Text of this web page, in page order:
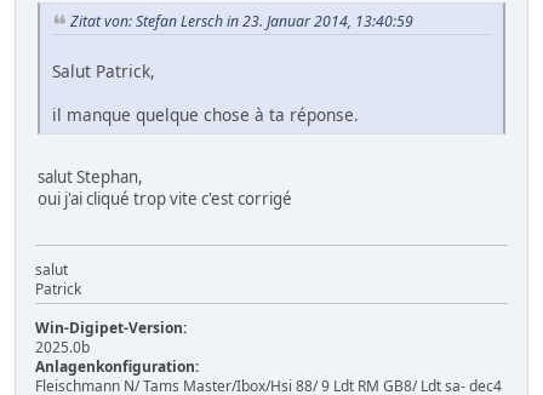
Zitat von: Stefan Lersch in 23. Januar 2014, 13:40:59
Salut Patrick,
il manque quelque chose à ta réponse.
salut Stephan,
oui j'ai cliqué trop vite c'est corrigé
salut
Patrick
Win-Digipet-Version:
2025.0b
Anlagenkonfiguration:
Fleischmann N/ Tams Master/Ibox/Hsi 88/ 9 Ldt RM GB8/ Ldt sa- dec4